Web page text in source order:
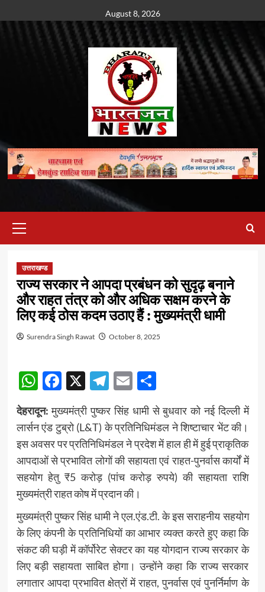
to
August 8, 2026
Menu
उत्तराखण्ड
राज्य सरकार ने आपदा प्रबंधन को सुदृढ़ बनाने
और राहत तंत्र को और अधिक सक्षम करने के
लिए कई ठोस कदम उठाए हैं : मुख्यमंत्री धामी
Surendra Singh Rawat October 8, 2025
WhatsApp
Facebook
X Telegram
EmailShare
देहरादून: मुख्यमंत्री पुष्कर सिंह धामी से बुधवार को नई दिल्ली में
लार्सन एंड टुब्रो (L&T) के प्रतिनिधिमंडल ने शिष्टाचार भेंट की।
इस अवसर पर प्रतिनिधिमंडल ने प्रदेश में हाल ही में हुई प्राकृतिक
आपदाओं से प्रभावित लोगों की सहायता एवं राहत-पुनर्वास कार्यों में
सहयोग हेतु ₹5 करोड़ (पांच करोड़ रुपये) की सहायता राशि
मुख्यमंत्री राहत कोष में प्रदान की।
मुख्यमंत्री पुष्कर सिंह धामी ने एल.एंड.टी. के इस सराहनीय सहयोग
के लिए कंपनी के प्रतिनिधियों का आभार व्यक्त करते हुए कहा कि
संकट की घड़ी में कॉर्पोरेट सेक्टर का यह योगदान राज्य सरकार के
लिए बड़ी सहायता साबित होगा। उन्होंने कहा कि राज्य सरकार
लगातार आपदा प्रभावित क्षेत्रों में राहत, पुनर्वास एवं पुनर्निर्माण के